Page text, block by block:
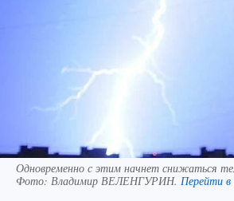
Одновременно с этим начнет снижаться
Фото: Владимир ВЕЛЕНГУРИН. Перейти